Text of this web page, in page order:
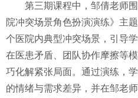
第三期课程中，邹倩老师
院冲突场景角色扮演演练》主
个医院内典型冲突场景，引导
在医患矛盾、团队协作摩擦等
巧化解紧张局面。通过演练，
的情绪与需求差异，并在邹老